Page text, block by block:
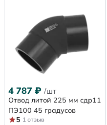
4 787 ₽ /шт
Отвод литой 225 мм сдр11
ПЭ100 45 градусов
5 1 отзыв